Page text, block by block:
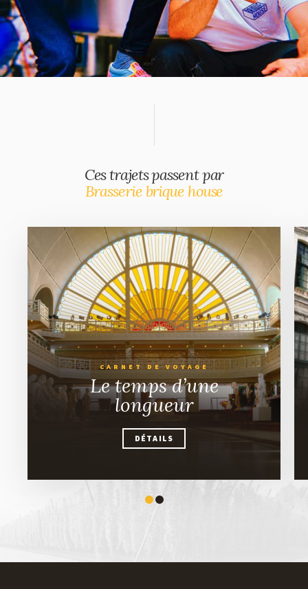
Ces trajets passent par
Brasserie brique house
CARNET DE VOYAGE
Le temps d’une
longueur
DÉTAILS